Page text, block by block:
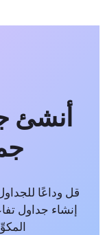
أنشئ
إنشاء جداول